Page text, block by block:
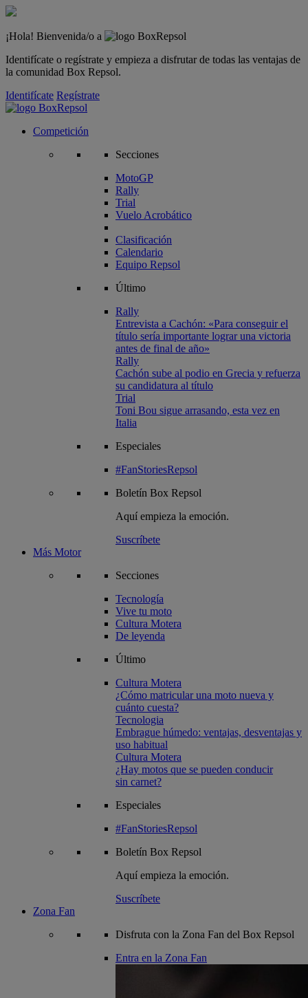
¡Hola! Bienvenida/o a
Identifícate o regístrate y empieza a disfrutar de todas las ventajas de
la comunidad Box Repsol.
Identifícate Regístrate
Competición
Secciones
MotoGP
Rally
Trial
Vuelo Acrobático
Clasificación
Calendario
Equipo Repsol
Último
Rally
Entrevista a Cachón: «Para conseguir el
título sería importante lograr una victoria
antes de final de año»
Rally
Cachón sube al podio en Grecia y refuerza
su candidatura al título
Trial
Toni Bou sigue arrasando, esta vez en
Italia
Especiales
#FanStoriesRepsol
Boletín Box Repsol
Aquí empieza la emoción.
Suscríbete
Más Motor
Secciones
Tecnología
Vive tu moto
Cultura Motera
De leyenda
Último
Cultura Motera
¿Cómo matricular una moto nueva y
cuánto cuesta?
Tecnologia
Embrague húmedo: ventajas, desventajas y
uso habitual
Cultura Motera
¿Hay motos que se pueden conducir
sin carnet?
Especiales
#FanStoriesRepsol
Boletín Box Repsol
Aquí empieza la emoción.
Suscríbete
Zona Fan
Disfruta con la Zona Fan del Box Repsol
Entra en la Zona Fan